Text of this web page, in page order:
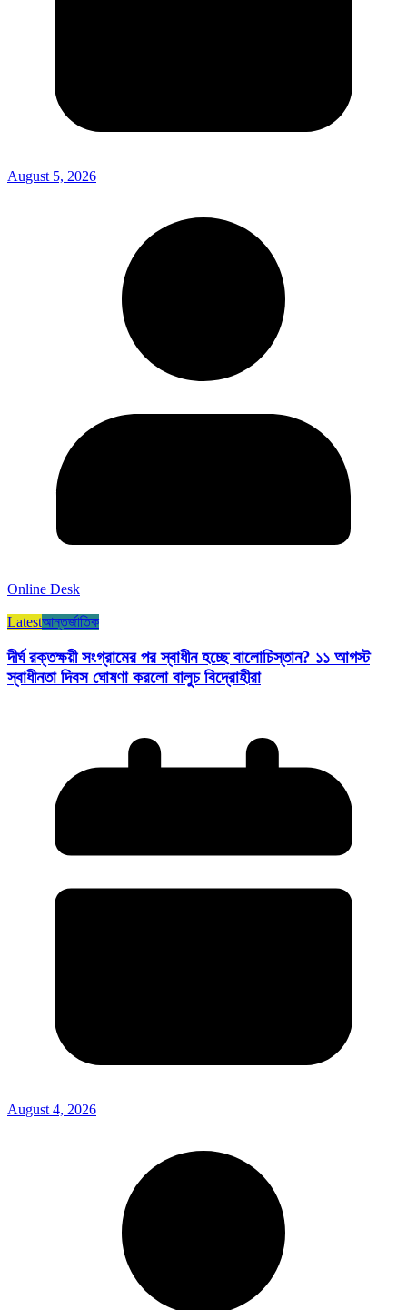
August 5, 2026
Online Desk
Latestআন্তর্জাতিক
দীর্ঘ রক্তক্ষয়ী সংগ্রামের পর স্বাধীন হচ্ছে বালোচিস্তান? ১১ আগস্ট
স্বাধীনতা দিবস ঘোষণা করলো বালুচ বিদ্রোহীরা
August 4, 2026